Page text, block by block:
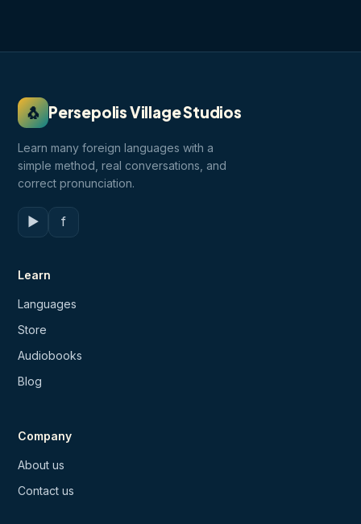
🐧 Persepolis Village Studios
Learn many foreign languages with a
simple method, real conversations, and
correct pronunciation.
▶ f
Learn
Languages
Store
Audiobooks
Blog
Company
About us
Contact us